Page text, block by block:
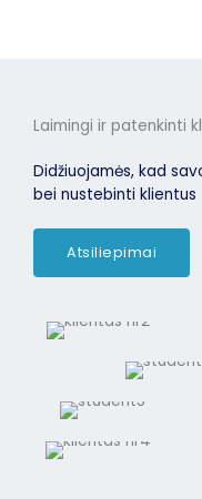
Laimingi ir patenkinti
Didžiuojamės, kad
bei nustebinti klientus
Atsiliepimai